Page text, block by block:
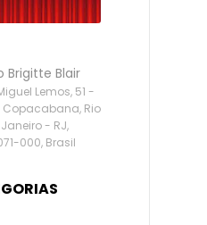
Brigitte Blair
Lemos, 51 -
Copacabana, Rio
- RJ,
000, Brasil